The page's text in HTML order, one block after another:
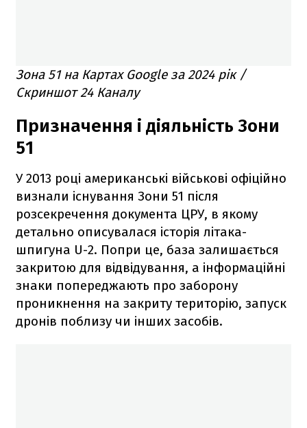
Зона 51 на Картах Google за 2024 рік /
Скриншот 24 Каналу
Призначення і діяльність Зони
51
У 2013 році американські військові офіційно
визнали існування Зони 51 після
розсекречення документа ЦРУ, в якому
детально описувалася історія літака-
шпигуна U-2. Попри це, база залишається
закритою для відвідування, а інформаційні
знаки попереджають про заборону
проникнення на закриту територію, запуск
дронів поблизу чи інших засобів.